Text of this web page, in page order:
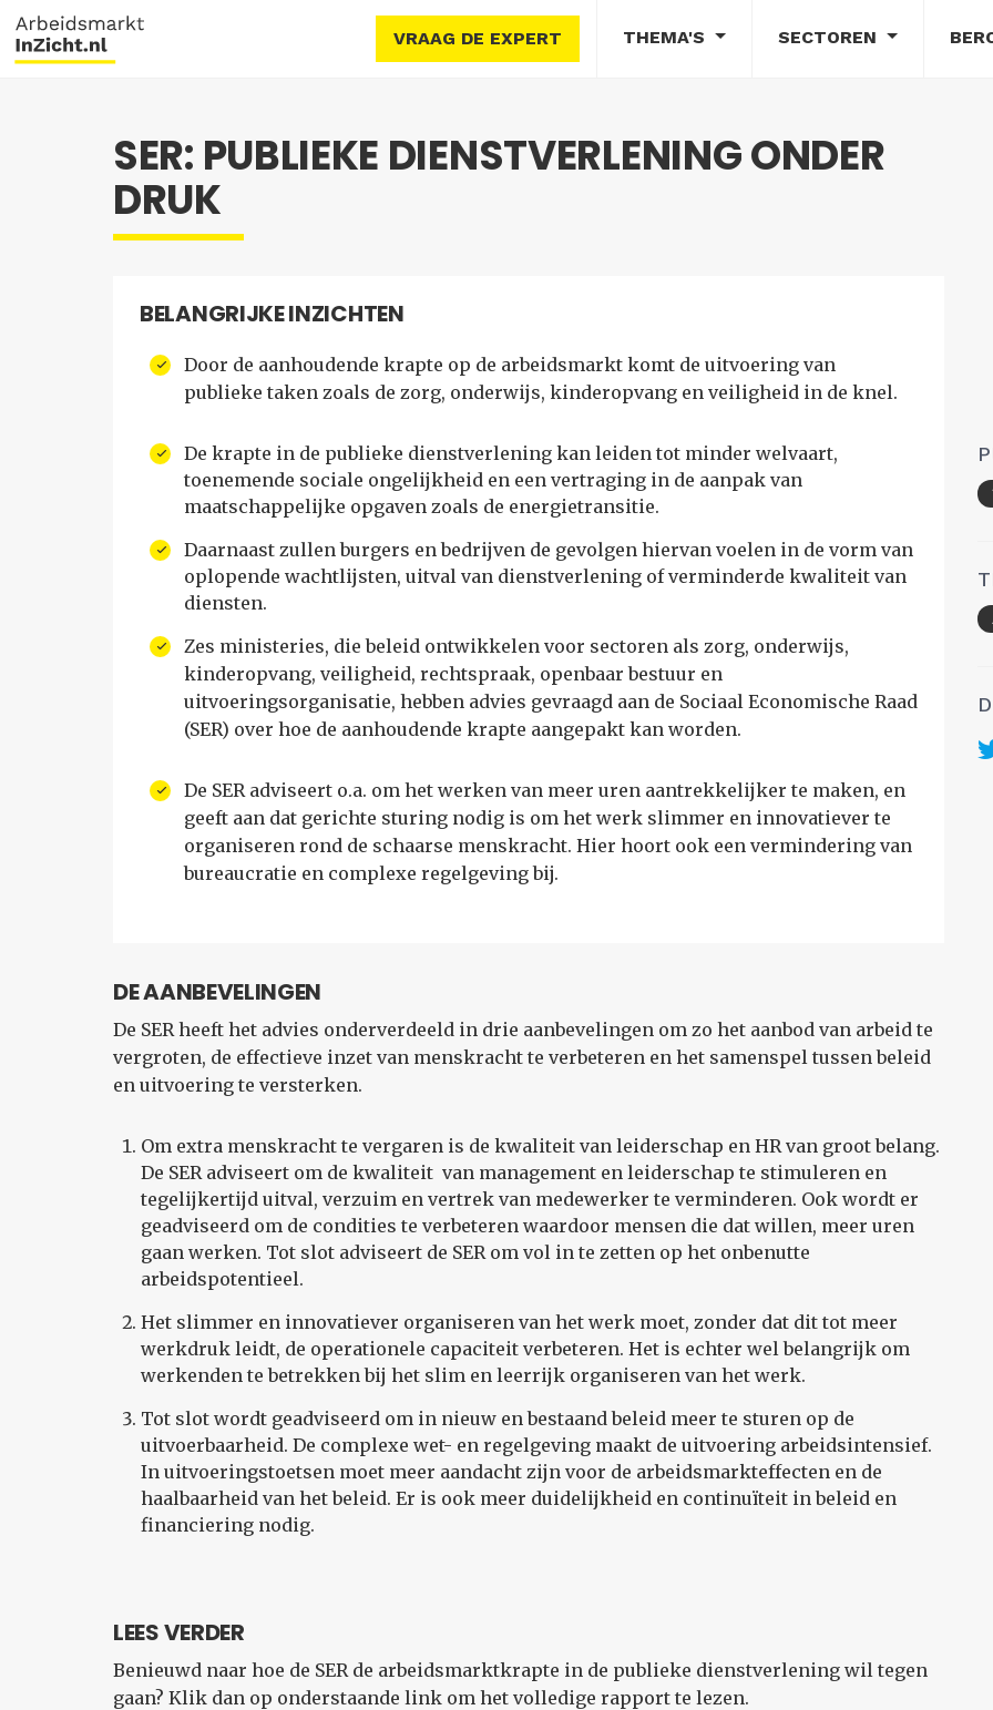
VRAAG DE EXPERT THEMA'S SECTOREN
SER: PUBLIEKE DIENSTVERLENING ONDER
DRUK
BELANGRIJKE INZICHTEN
Door de aanhoudende krapte op de arbeidsmarkt komt de uitvoering van
publieke taken zoals de zorg, onderwijs, kinderopvang en veiligheid in de knel.
De krapte in de publieke dienstverlening kan leiden tot minder welvaart,
toenemende sociale ongelijkheid en een vertraging in de aanpak van
maatschappelijke opgaven zoals de energietransitie.
Daarnaast zullen burgers en bedrijven de gevolgen hiervan voelen in de vorm van
oplopende wachtlijsten, uitval van dienstverlening of verminderde kwaliteit van
diensten.
Zes ministeries, die beleid ontwikkelen voor sectoren als zorg, onderwijs,
kinderopvang, veiligheid, rechtspraak, openbaar bestuur en
uitvoeringsorganisatie, hebben advies gevraagd aan de Sociaal Economische Raad
(SER) over hoe de aanhoudende krapte aangepakt kan worden.
De SER adviseert o.a. om het werken van meer uren aantrekkelijker te maken, en
geeft aan dat gerichte sturing nodig is om het werk slimmer en innovatiever te
organiseren rond de schaarse menskracht. Hier hoort ook een vermindering van
bureaucratie en complexe regelgeving bij.
DE AANBEVELINGEN
De SER heeft het advies onderverdeeld in drie aanbevelingen om zo het aanbod van arbeid te
vergroten, de effectieve inzet van menskracht te verbeteren en het samenspel tussen beleid
en uitvoering te versterken.
Om extra menskracht te vergaren is de kwaliteit van leiderschap en HR van groot belang.
De SER adviseert om de kwaliteit van management en leiderschap te stimuleren en
tegelijkertijd uitval, verzuim en vertrek van medewerker te verminderen. Ook wordt er
geadviseerd om de condities te verbeteren waardoor mensen die dat willen, meer uren
gaan werken. Tot slot adviseert de SER om vol in te zetten op het onbenutte
arbeidspotentieel.
Het slimmer en innovatiever organiseren van het werk moet, zonder dat dit tot meer
werkdruk leidt, de operationele capaciteit verbeteren. Het is echter wel belangrijk om
werkenden te betrekken bij het slim en leerrijk organiseren van het werk.
Tot slot wordt geadviseerd om in nieuw en bestaand beleid meer te sturen op de
uitvoerbaarheid. De complexe wet- en regelgeving maakt de uitvoering arbeidsintensief.
In uitvoeringstoetsen moet meer aandacht zijn voor de arbeidsmarkteffecten en de
haalbaarheid van het beleid. Er is ook meer duidelijkheid en continuïteit in beleid en
financiering nodig.
LEES VERDER
Benieuwd naar hoe de SER de arbeidsmarktkrapte in de publieke dienstverlening wil tegen
gaan? Klik dan op onderstaande link om het volledige rapport te lezen.